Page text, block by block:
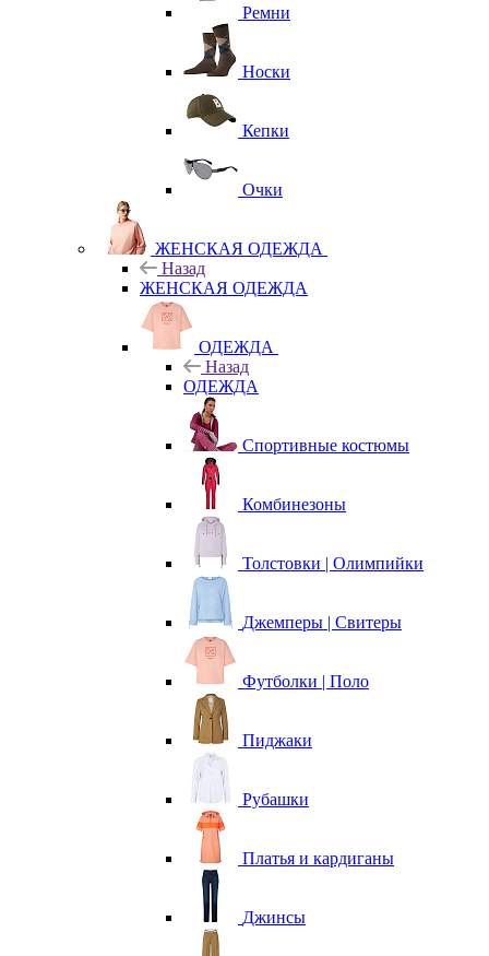
Ремни
Носки
Кепки
Очки
ЖЕНСКАЯ ОДЕЖДА
Назад
ЖЕНСКАЯ ОДЕЖДА
ОДЕЖДА
Назад
ОДЕЖДА
Спортивные костюмы
Комбинезоны
Толстовки | Олимпийки
Джемперы | Свитеры
Футболки | Поло
Пиджаки
Рубашки
Платья и кардиганы
Джинсы